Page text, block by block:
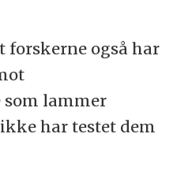
forskerne også har
som lammer
har testet dem